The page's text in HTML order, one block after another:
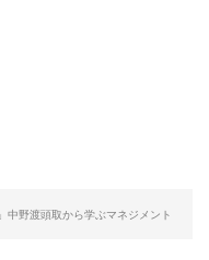
中野渡頭取から学ぶマネジメント